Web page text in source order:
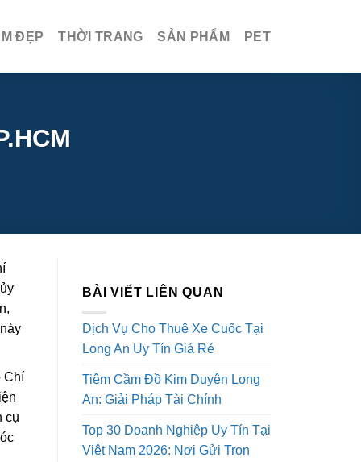
ĐẸP THỜI TRANG SẢN PHẨM PET
Chí
cụ
BÀI VIẾT LIÊN QUAN
Dịch Vụ Cho Thuê Xe Cuốc Tại
Long An Uy Tín Giá Rẻ
Tiệm Cầm Đồ Kim Duyên Long
An: Giải Pháp Tài Chính
Top 30 Doanh Nghiệp Uy Tín Tại
Việt Nam 2026: Nơi Gửi Trọn